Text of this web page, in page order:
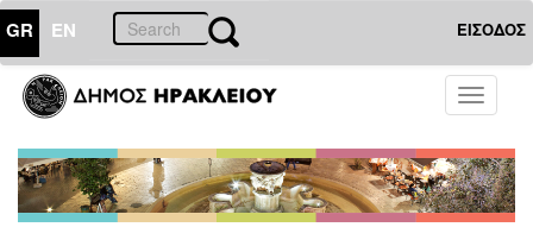
GR EN ΕΙΣΟΔΟΣ
Toggle
ΔΗΜΟΣ
Δελτία
Τύπου
Αρχείο